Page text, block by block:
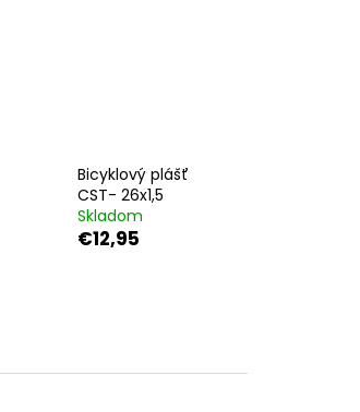
Bicyklový plášť
CST- 26x1,5
Skladom
€12,95